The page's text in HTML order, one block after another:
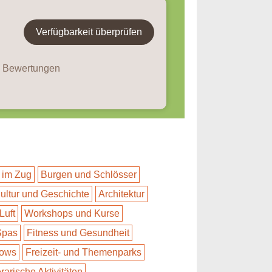
Verfügbarkeit überprüfen
Zug
Burgen und Schlösser
und Geschichte
Architektur
Workshops und Kurse
Fitness und Gesundheit
Freizeit- und Themenparks